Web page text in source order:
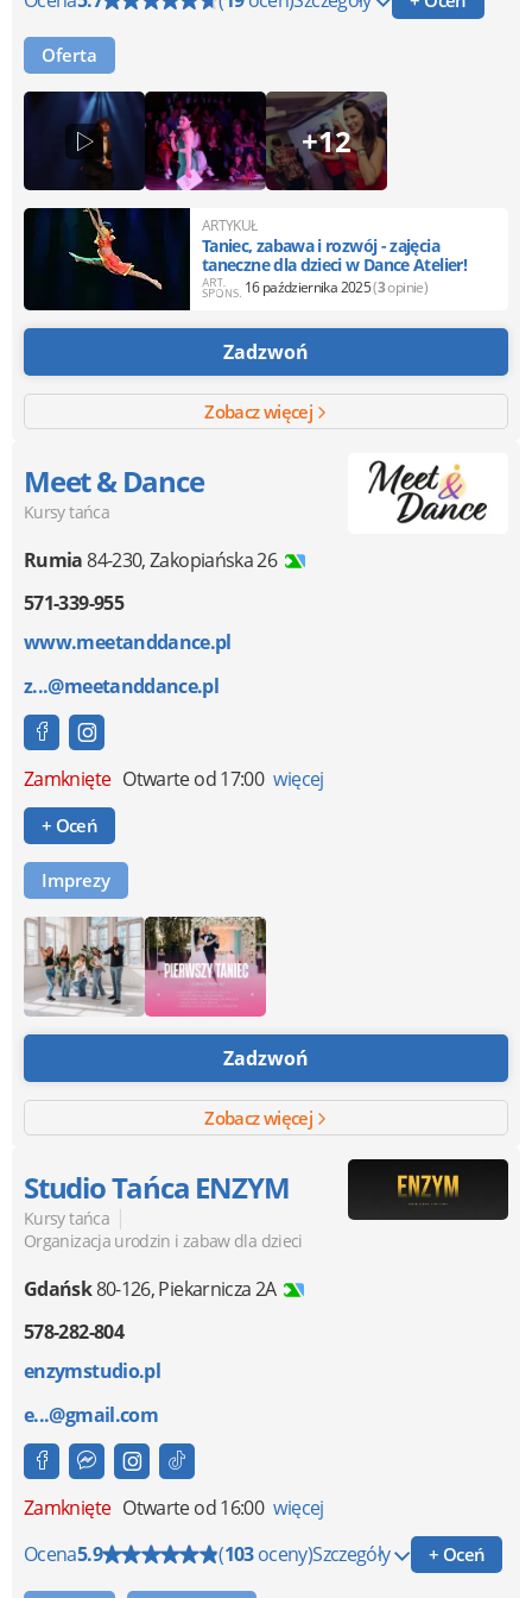
Oferta
+12
ARTYKUŁ
Taniec, zabawa i rozwój - zajęcia
taneczne dla dzieci w Dance Atelier!
16 października 2025(3opinie)
Zadzwoń
Zobacz więcej
Meet & Dance
Kursy tańca
Rumia84-230,Zakopiańska 26
571-339-955
www.meetanddance.pl
z...@meetanddance.pl
Zamknięte Otwarte od 17:00 więcej
+ Oceń
Imprezy
Zadzwoń
Zobacz więcej
Studio Tańca ENZYM
Kursy tańca |
Organizacja urodzin i zabaw dla dzieci
Gdańsk80-126,Piekarnicza 2A
578-282-804
enzymstudio.pl
e...@gmail.com
Zamknięte Otwarte od 16:00 więcej
Ocena5.9 (103oceny)Szczegóły + Oceń